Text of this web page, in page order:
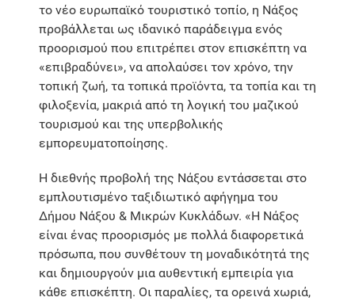
το νέο ευρωπαϊκό τουριστικό τοπίο, η Νάξος
προβάλλεται ως ιδανικό παράδειγμα ενός
προορισμού που επιτρέπει στον επισκέπτη να
«επιβραδύνει», να απολαύσει τον χρόνο, την
τοπική ζωή, τα τοπικά προϊόντα, τα τοπία και τη
φιλοξενία, μακριά από τη λογική του μαζικού
τουρισμού και της υπερβολικής
εμπορευματοποίησης.
Η διεθνής προβολή της Νάξου εντάσσεται στο
εμπλουτισμένο ταξιδιωτικό αφήγημα του
Δήμου Νάξου & Μικρών Κυκλάδων. «Η Νάξος
είναι ένας προορισμός με πολλά διαφορετικά
πρόσωπα, που συνθέτουν τη μοναδικότητά της
και δημιουργούν μια αυθεντική εμπειρία για
κάθε επισκέπτη. Οι παραλίες, τα ορεινά χωριά,